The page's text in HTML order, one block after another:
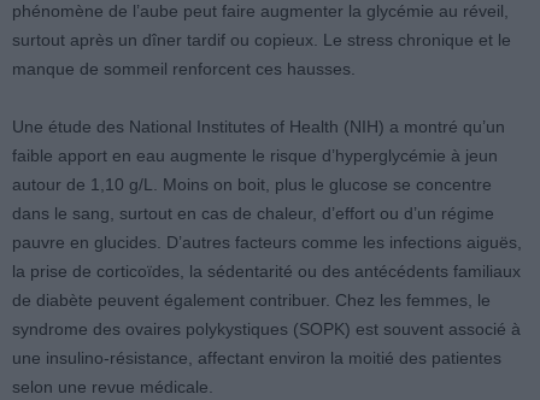
phénomène de l’aube peut faire augmenter la glycémie au réveil,
surtout après un dîner tardif ou copieux. Le stress chronique et le
manque de sommeil renforcent ces hausses.
Une étude des National Institutes of Health (NIH) a montré qu’un
faible apport en eau augmente le risque d’hyperglycémie à jeun
autour de 1,10 g/L. Moins on boit, plus le glucose se concentre
dans le sang, surtout en cas de chaleur, d’effort ou d’un régime
pauvre en glucides. D’autres facteurs comme les infections aiguës,
la prise de corticoïdes, la sédentarité ou des antécédents familiaux
de diabète peuvent également contribuer. Chez les femmes, le
syndrome des ovaires polykystiques (SOPK) est souvent associé à
une insulino-résistance, affectant environ la moitié des patientes
selon une revue médicale.